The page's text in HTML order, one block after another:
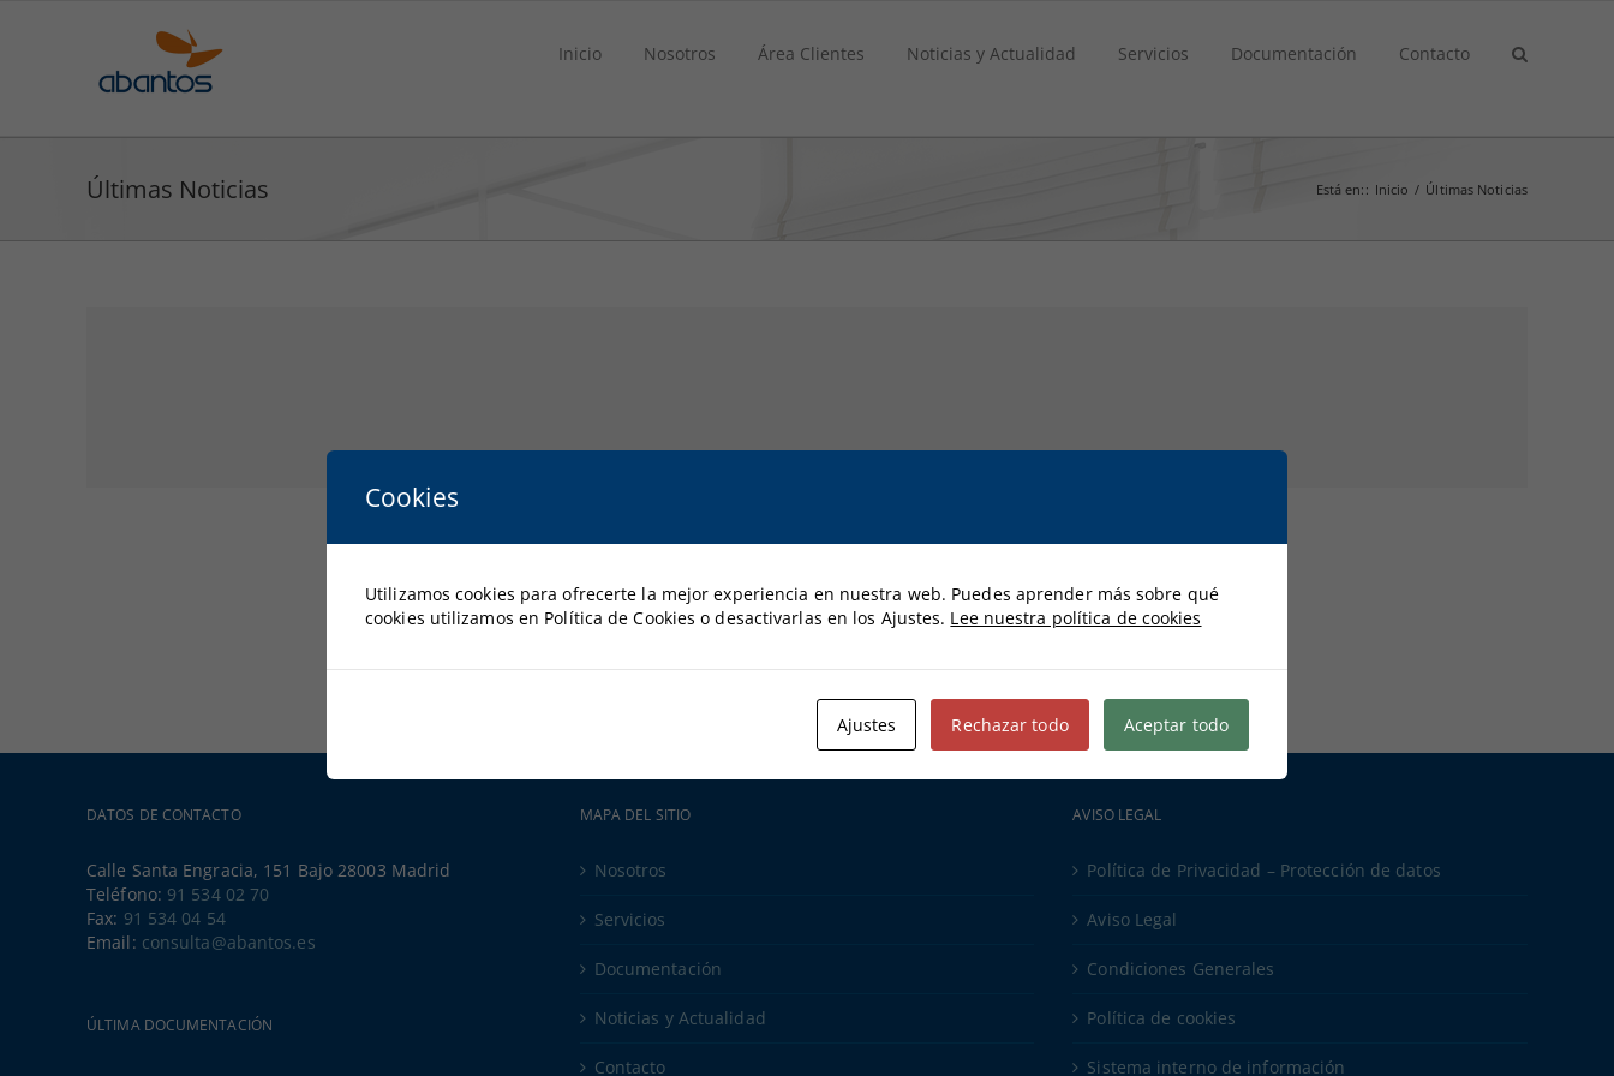
Inicio Nosotros Área Clientes Noticias y Actualidad Servicios Documentación Contacto
Últimas Noticias Está en: : Inicio / Últimas Noticias
DATOS DE CONTACTO
Calle Santa Engracia, 151 Bajo 28003 Madrid
Teléfono: 91 534 02 70
Fax: 91 534 04 54
Email: consulta@abantos.es
ÚLTIMA DOCUMENTACIÓN
MAPA DEL SITIO
Nosotros
Servicios
Documentación
Noticias y Actualidad
Contacto
AVISO LEGAL
Política de Privacidad – Protección de datos
Aviso Legal
Condiciones Generales
Política de cookies
Sistema interno de información
Cookies
Utilizamos cookies para ofrecerte la mejor experiencia en nuestra web. Puedes aprender más sobre qué
cookies utilizamos en Política de Cookies o desactivarlas en los Ajustes. Lee nuestra política de cookies
Ajustes Rechazar todo Aceptar todo